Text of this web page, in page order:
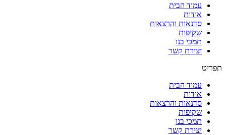
עמוד הבית
אודות
סדנאות והרצאות
שקיפות
תמכי בנו
יצירת קשר
תפריט
עמוד הבית
אודות
סדנאות והרצאות
שקיפות
תמכי בנו
יצירת קשר